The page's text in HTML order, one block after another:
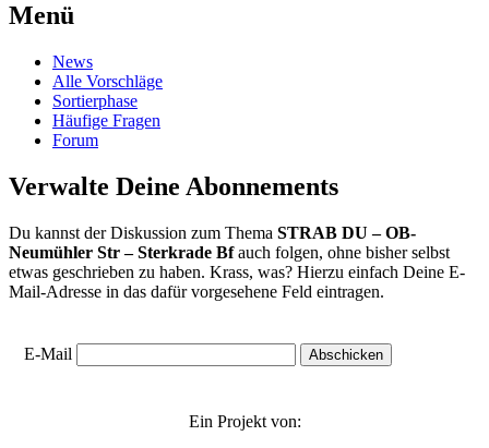
Menü
Zum
Inhalt
springen
News
Alle Vorschläge
Sortierphase
Häufige Fragen
Forum
Verwalte Deine Abonnements
Du kannst der Diskussion zum Thema STRAB DU – OB-
Neumühler Str – Sterkrade Bfauch folgen, ohne bisher selbst
etwas geschrieben zu haben. Krass, was? Hierzu einfach Deine E-
Mail-Adresse in das dafür vorgesehene Feld eintragen.
E-Mail
Ein Projekt von: